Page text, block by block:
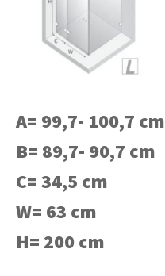
A= 99,7- 100,7 cm
B= 89,7- 90,7 cm
C= 34,5 cm
W= 63 cm
H= 200 cm